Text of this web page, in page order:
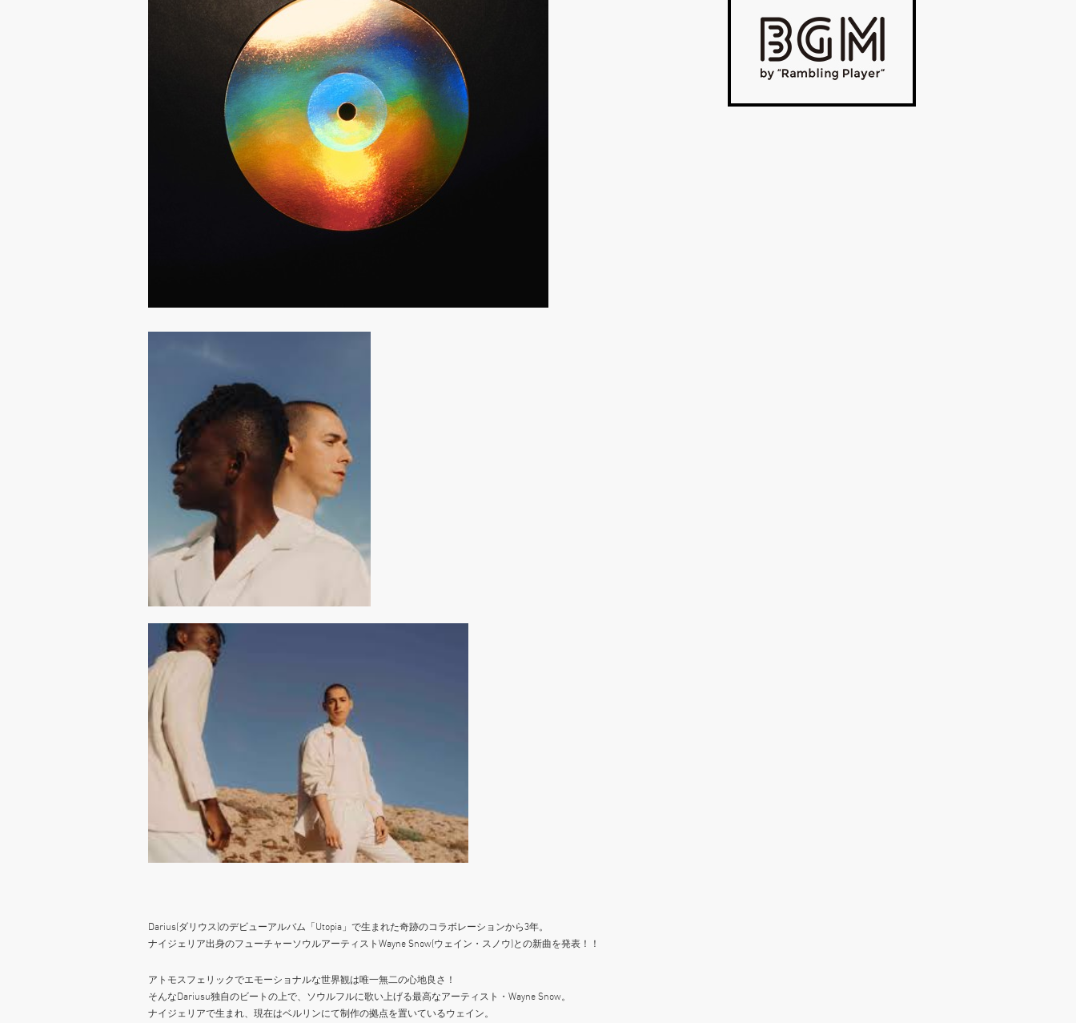
Darius(ダリウス)のデビューアルバム「Utopia」で生まれた奇跡のコラボレーションから3年。
ナイジェリア出身のフューチャーソウルアーティストWayne Snow(ウェイン・スノウ)との新曲を発表！！
アトモスフェリックでエモーショナルな世界観は唯一無二の心地良さ！
そんなDariusu独自のビートの上で、ソウルフルに歌い上げる最高なアーティスト・Wayne Snow。
ナイジェリアで生まれ、現在はベルリンにて制作の拠点を置いているウェイン。